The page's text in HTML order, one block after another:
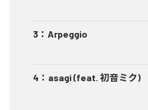
3 ： Arpeggio
4 ： asagi (feat. 初音ミク)